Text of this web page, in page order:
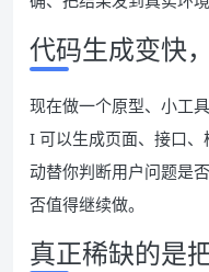
代码生成变快
现在做一个原型、小工
I 可以生成页面、接口
动替你判断用户问题是
否值得继续做。
真正稀缺的是